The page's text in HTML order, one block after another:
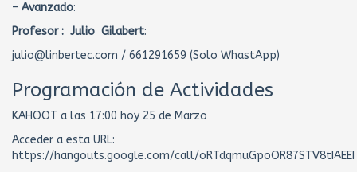
– Avanzado:
Profesor : Julio Gilabert:
julio@linbertec.com / 661291659 (Solo WhastApp)
Programación de Actividades
KAHOOT a las 17:00 hoy 25 de Marzo
Acceder a esta URL:
https://hangouts.google.com/call/oRTdqmuGpoOR87STV8tIAEEI